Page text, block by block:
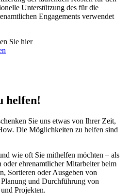
Unterstützung des für die
Engagements verwendet
Sie hier
helfen!
Sie uns etwas von Ihrer Zeit,
Die Möglichkeiten zu helfen sind
wie oft Sie mithelfen möchten – als
ehrenamtlicher Mitarbeiter beim
Sortieren oder Ausgeben von
und Durchführung von
Projekten.